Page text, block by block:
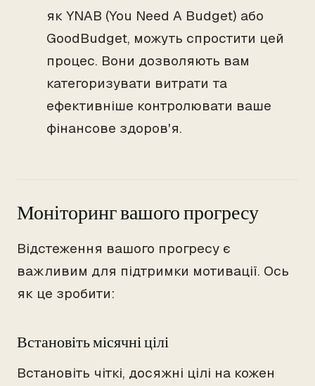
як YNAB (You Need A Budget) або
GoodBudget, можуть спростити цей
процес. Вони дозволяють вам
категоризувати витрати та
ефективніше контролювати ваше
фінансове здоров'я.
Моніторинг вашого прогресу
Відстеження вашого прогресу є
важливим для підтримки мотивації. Ось
як це зробити:
Встановіть місячні цілі
Встановіть чіткі, досяжні цілі на кожен